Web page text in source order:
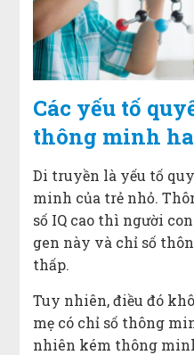
Các yếu tố
thông minh
Di truyền là yếu tố
minh của trẻ nhỏ.
số IQ cao thì người
gen này và chỉ số
thấp.
Tuy nhiên, điều đó
mẹ có chỉ số thông
nhiên kém thông